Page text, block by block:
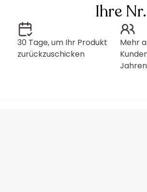
Ihre
30 Tage, um Ihr Produkt
zurückzuschicken
Mehr